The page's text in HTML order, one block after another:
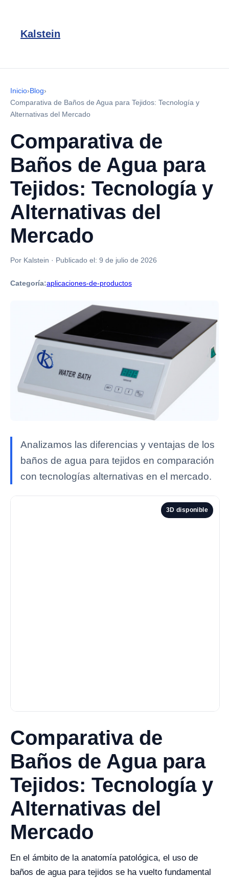
Kalstein
Inicio›Blog›
Comparativa de Baños de Agua para Tejidos: Tecnología y
Alternativas del Mercado
Comparativa de
Baños de Agua para
Tejidos: Tecnología y
Alternativas del
Mercado
Por Kalstein · Publicado el: 9 de julio de 2026
Categoría:aplicaciones-de-productos
Analizamos las diferencias y ventajas de los
baños de agua para tejidos en comparación
con tecnologías alternativas en el mercado.
3D disponible
Comparativa de
Baños de Agua para
Tejidos: Tecnología y
Alternativas del
Mercado
En el ámbito de la anatomía patológica, el uso de
baños de agua para tejidos se ha vuelto fundamental